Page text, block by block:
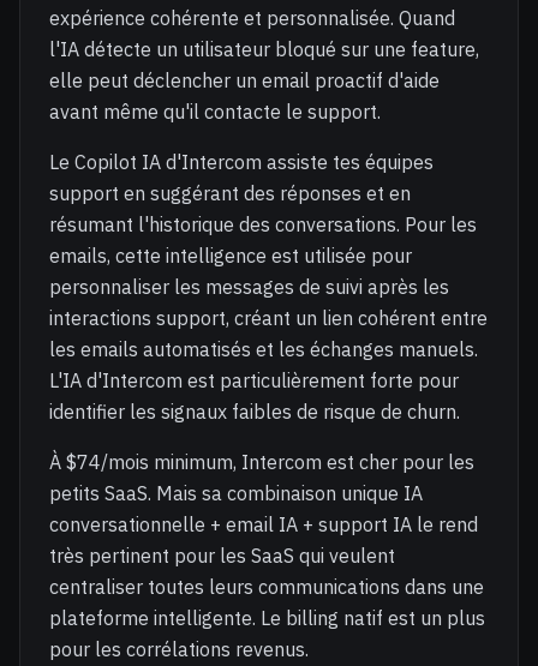
expérience cohérente et personnalisée. Quand
l'IA détecte un utilisateur bloqué sur une feature,
elle peut déclencher un email proactif d'aide
avant même qu'il contacte le support.
Le Copilot IA d'Intercom assiste tes équipes
support en suggérant des réponses et en
résumant l'historique des conversations. Pour les
emails, cette intelligence est utilisée pour
personnaliser les messages de suivi après les
interactions support, créant un lien cohérent entre
les emails automatisés et les échanges manuels.
L'IA d'Intercom est particulièrement forte pour
identifier les signaux faibles de risque de churn.
À $74/mois minimum, Intercom est cher pour les
petits SaaS. Mais sa combinaison unique IA
conversationnelle + email IA + support IA le rend
très pertinent pour les SaaS qui veulent
centraliser toutes leurs communications dans une
plateforme intelligente. Le billing natif est un plus
pour les corrélations revenus.